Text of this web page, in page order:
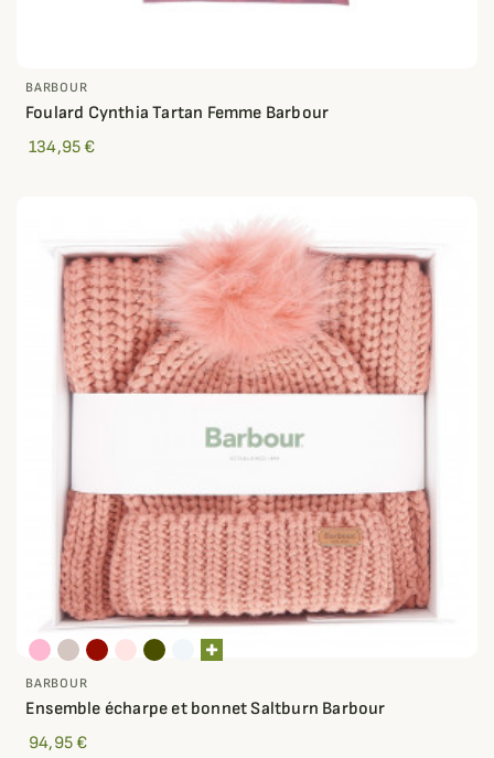
BARBOUR
Foulard Cynthia Tartan Femme Barbour
134,95 €
BARBOUR
Ensemble écharpe et bonnet Saltburn Barbour
94,95 €